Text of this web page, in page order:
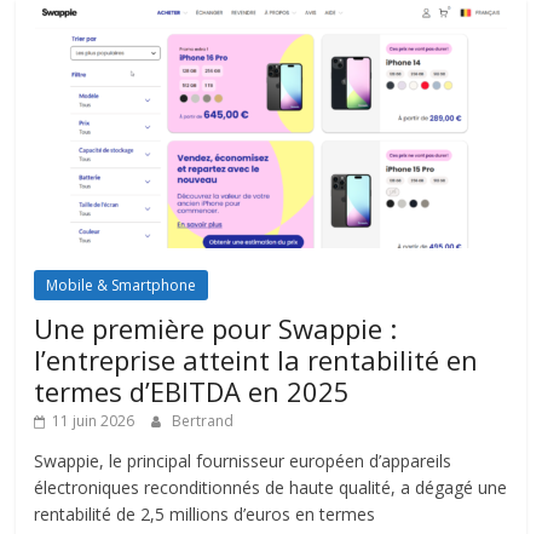
Mobile & Smartphone
Une première pour Swappie :
l’entreprise atteint la rentabilité en
termes d’EBITDA en 2025
11 juin 2026 Bertrand
Swappie, le principal fournisseur européen d’appareils
électroniques reconditionnés de haute qualité, a dégagé une
rentabilité de 2,5 millions d’euros en termes